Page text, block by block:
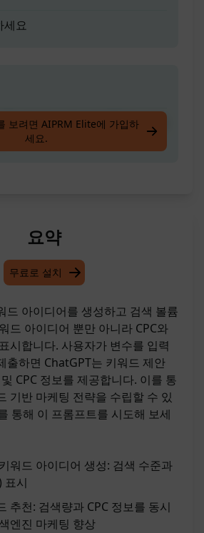
세요
를 생성하고 동시에 CPC 및 검색
보려면 AIPRM Elite에 가입하
세요.
요약
무료로 설치
드 아이디어를 생성하고 검색 볼륨
드 아이디어 뿐만 아니라 CPC와
시합니다. 사용자가 변수를 입력
출하면 ChatGPT는 키워드 제안
CPC 정보를 제공합니다. 이를 통
기반 마케팅 전략을 수립할 수 있
통해 이 프롬프트를 시도해 보세
워드 아이디어 생성: 검색 수준과
표시
추천: 검색량과 CPC 정보를 동시
엔진 마케팅 향상